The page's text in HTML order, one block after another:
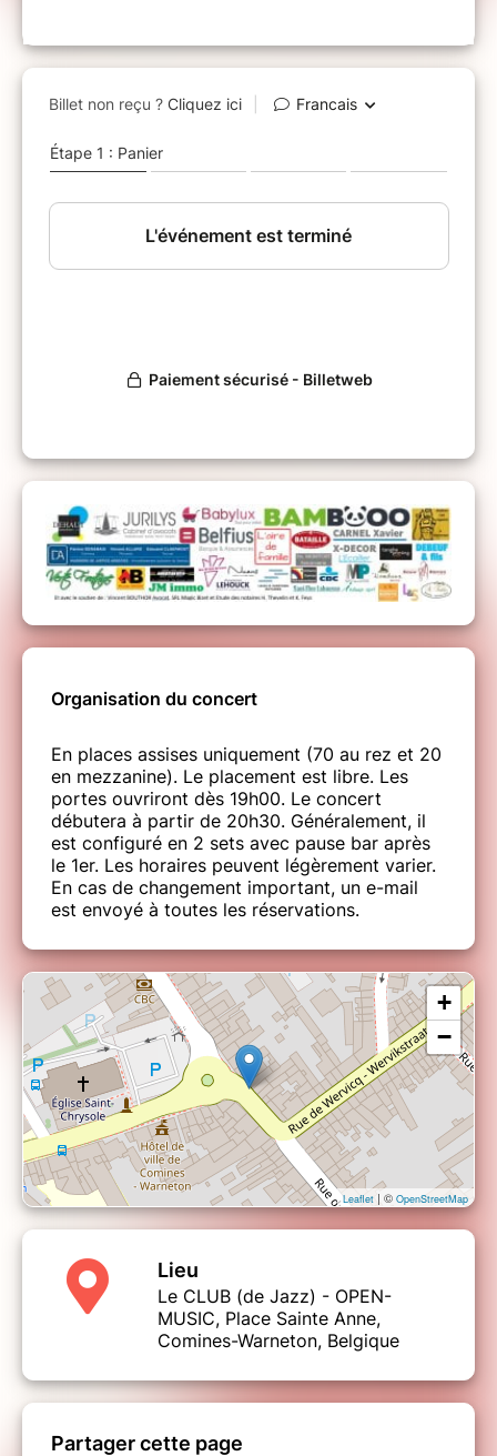
Line up: Nathan Daems, Saxophone &
bandleader ; Jon Birdsong, cornet ; Simon Segers,
batterie ; Filip Vandebril, Basse ; Karel
Cuelenaere, claviers
Organisation du concert
En places assises uniquement (70 au rez et 20
en mezzanine). Le placement est libre. Les
portes ouvriront dès 19h00. Le concert
débutera à partir de 20h30. Généralement, il
est configuré en 2 sets avec pause bar après
le 1er. Les horaires peuvent légèrement varier.
En cas de changement important, un e-mail
est envoyé à toutes les réservations.
+
−
Leaflet | © OpenStreetMap
Lieu
Le CLUB (de Jazz) - OPEN-
MUSIC, Place Sainte Anne,
Comines-Warneton, Belgique
Partager cette page